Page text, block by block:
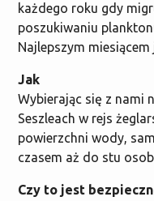
każdego roku gdy
poszukiwaniu
Najlepszym
Jak
Wybierając się z nami
Seszleach w rejs
powierzchni wody,
czasem aż do stu
Czy to jest